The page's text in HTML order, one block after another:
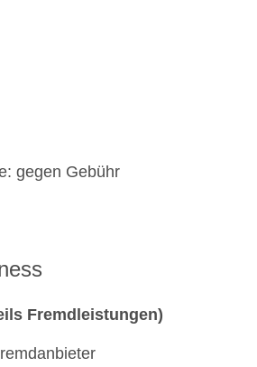
gegen Gebühr
Fremdleistungen)